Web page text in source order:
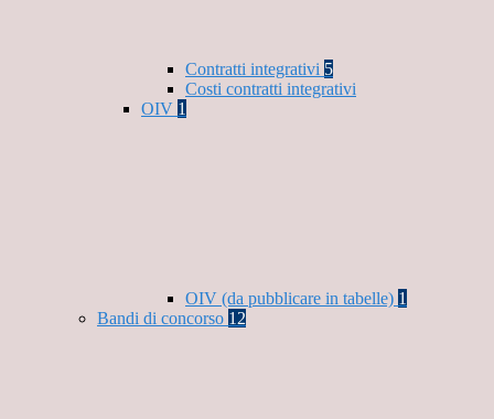
Contratti integrativi 5
Costi contratti integrativi
OIV 1
OIV (da pubblicare in tabelle) 1
Bandi di concorso 12